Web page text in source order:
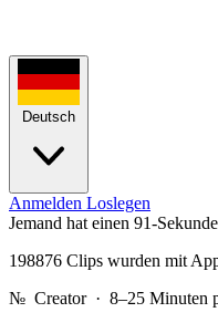
Deutsch
Anmelden Loslegen
Jemand hat einen 91-
198876 Clips wurden mit
№ Creator · 8–25 Minuten